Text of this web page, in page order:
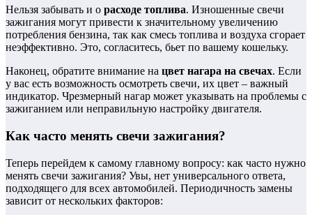
Нельзя забывать и о расходе топлива. Изношенные свечи
зажигания могут привести к значительному увеличению
потребления бензина, так как смесь топлива и воздуха сгорает
неэффективно. Это, согласитесь, бьет по вашему кошельку.
Наконец, обратите внимание на цвет нагара на свечах. Если
у вас есть возможность осмотреть свечи, их цвет – важный
индикатор. Чрезмерный нагар может указывать на проблемы с
зажиганием или неправильную настройку двигателя.
Как часто менять свечи зажигания?
Теперь перейдем к самому главному вопросу: как часто нужно
менять свечи зажигания? Увы, нет универсального ответа,
подходящего для всех автомобилей. Периодичность замены
зависит от нескольких факторов: